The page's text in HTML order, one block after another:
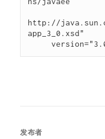
http://
app_3_0.xsd"
发布者